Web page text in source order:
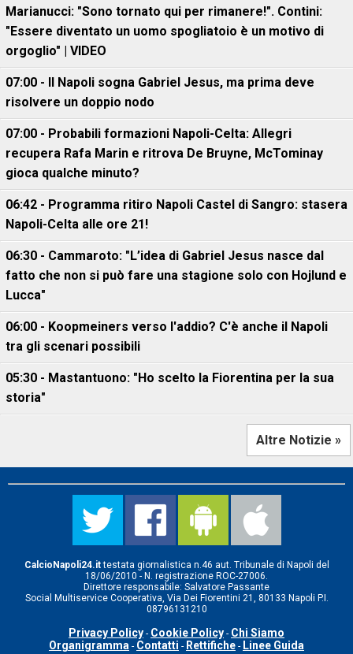
Marianucci: "Sono tornato qui per rimanere!". Contini:
"Essere diventato un uomo spogliatoio è un motivo di
orgoglio" | VIDEO
07:00 - Il Napoli sogna Gabriel Jesus, ma prima deve
risolvere un doppio nodo
07:00 - Probabili formazioni Napoli-Celta: Allegri
recupera Rafa Marin e ritrova De Bruyne, McTominay
gioca qualche minuto?
06:42 - Programma ritiro Napoli Castel di Sangro: stasera
Napoli-Celta alle ore 21!
06:30 - Cammaroto: "L’idea di Gabriel Jesus nasce dal
fatto che non si può fare una stagione solo con Hojlund e
Lucca"
06:00 - Koopmeiners verso l'addio? C'è anche il Napoli
tra gli scenari possibili
05:30 - Mastantuono: "Ho scelto la Fiorentina per la sua
storia"
Altre Notizie »
CalcioNapoli24.ittestata giornalistica n.46 aut. Tribunale di Napoli del
18/06/2010 - N. registrazione ROC-27006.
Direttore responsabile: Salvatore Passante
Social Multiservice Cooperativa, Via Dei Fiorentini 21, 80133 Napoli P.I.
08796131210
Privacy Policy - Cookie Policy - Chi Siamo
Organigramma - Contatti - Rettifiche - Linee Guida